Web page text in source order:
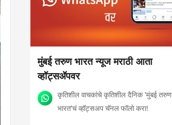
मुंबई तरुण भारत न्यूज मराठी आता
व्हॉट्सॲपवर
कृतिशील वाचकांचे कृतिशील दैनिक 'मुंबई तरुण
भारत'चं व्हॉट्सअप चॅनल फॉलो करा!